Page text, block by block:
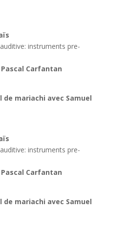
instruments pre-
Pascal Carfantan
mariachi avec Samuel
instruments pre-
Pascal Carfantan
mariachi avec Samuel